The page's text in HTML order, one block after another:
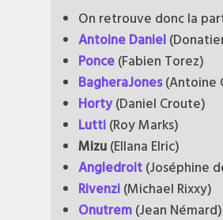
On retrouve donc la
Antoine Daniel
Ponce (Fabien Torez)
BagheraJones (Antoine
Horty (Daniel Croute)
Lutti (Roy Marks)
Mizu (Ellana Elric)
Angledroit (Joséphine
Rivenzi (Michael Rixxy)
Onutrem (Jean Némard)